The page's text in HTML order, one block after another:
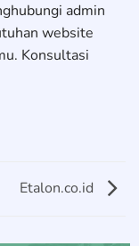
admin
website
Konsultasi
Etalon.co.id